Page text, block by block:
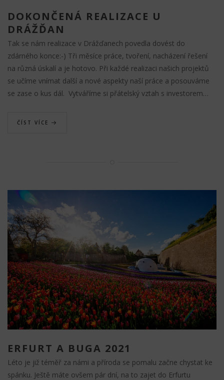
DOKONČENÁ REALIZACE U
DRÁŽĎAN
Tak se nám realizace v Drážďanech povedla dovést do
zdárného konce:-) Tři měsíce práce, tvoření, nacházení řešení
na různá úskalí a je hotovo. Při každé realizaci našich projektů
se učíme vnímat další a nové aspekty naší práce a posouváme
se zase o kus dál. Vytváříme si přátelský vztah s investorem…
ČÍST VÍCE
ERFURT A BUGA 2021
Léto je již téměř za námi a příroda se pomalu začne chystat ke
spánku. Ještě máte ovšem pár dní, na to zajet do Erfurtu